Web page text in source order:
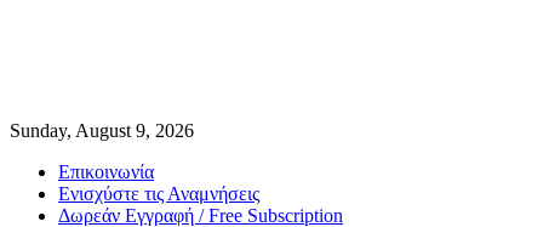
Sunday, August 9, 2026
Επικοινωνία
Ενισχύστε τις Αναμνήσεις
Δωρεάν Εγγραφή / Free Subscription